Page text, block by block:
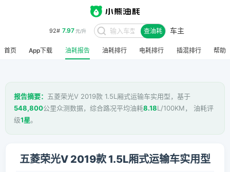
92# 7.97元/升 查油耗 车主
首页 App下载 油耗报告 油耗排行 电耗排行 插混排行 帮助
报告摘要： 五菱荣光V 2019款 1.5L厢式运输车实用型，基于
548,800公里众测数据，综合路况平均油耗8.18L/100KM， 油耗评
级1星。
五菱荣光V 2019款 1.5L厢式运输车实用型